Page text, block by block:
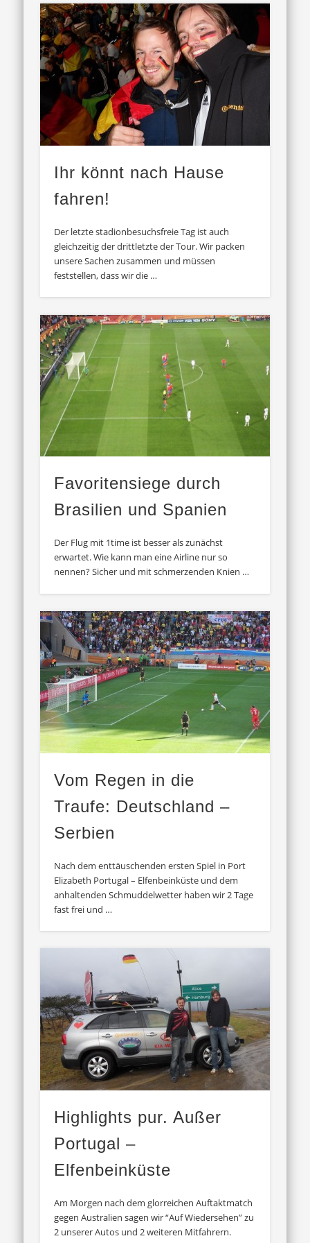
Ihr könnt nach Hause
fahren!
Der letzte stadionbesuchsfreie Tag ist auch
gleichzeitig der drittletzte der Tour. Wir packen
unsere Sachen zusammen und müssen
feststellen, dass wir die …
Favoritensiege durch
Brasilien und Spanien
Der Flug mit 1time ist besser als zunächst
erwartet. Wie kann man eine Airline nur so
nennen? Sicher und mit schmerzenden Knien …
Vom Regen in die
Traufe: Deutschland –
Serbien
Nach dem enttäuschenden ersten Spiel in Port
Elizabeth Portugal – Elfenbeinküste und dem
anhaltenden Schmuddelwetter haben wir 2 Tage
fast frei und …
Highlights pur. Außer
Portugal –
Elfenbeinküste
Am Morgen nach dem glorreichen Auftaktmatch
gegen Australien sagen wir “Auf Wiedersehen” zu
2 unserer Autos und 2 weiteren Mitfahrern.